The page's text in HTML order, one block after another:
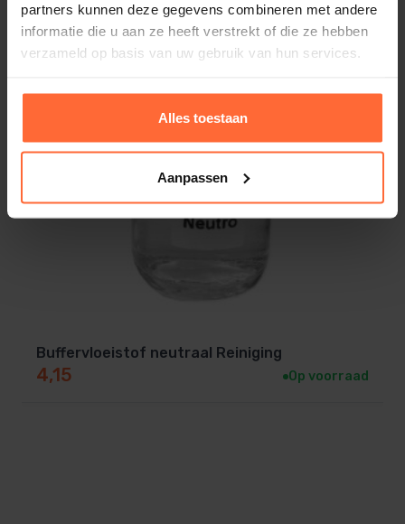
partners kunnen deze gegevens combineren met andere
informatie die u aan ze heeft verstrekt of die ze hebben
verzameld op basis van uw gebruik van hun services.
Alles toestaan
Aanpassen
waardoor de betrouwbaarheid afneemt.
Voorkomen van storingen:
Een goede aarding helpt bij het verminderen van
elektromagnetische interferentie, wat de
werking van de apparatuur ten goede komt.
Buffervloeistof neutraal Reiniging
4,15 Op voorraad